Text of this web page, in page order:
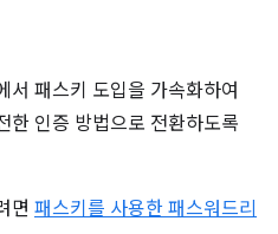
서 패스키 도입을 가속화하여
한 인증 방법으로 전환하도록
면 패스키를 사용한 패스워드리